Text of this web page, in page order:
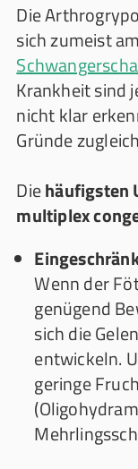
Die
sich zumeist
Krankheit sind
nicht klar
Gründe
Diehäufigsten
multiplex
Wenn der
genügend
sich die
entwickeln.
geringe